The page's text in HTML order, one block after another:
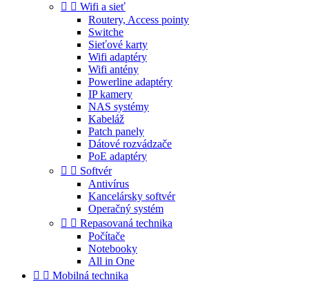
  Wifi a sieť
Routery, Access pointy
Switche
Sieťové karty
Wifi adaptéry
Wifi antény
Powerline adaptéry
IP kamery
NAS systémy
Kabeláž
Patch panely
Dátové rozvádzače
PoE adaptéry
  Softvér
Antivírus
Kancelársky softvér
Operačný systém
  Repasovaná technika
Počítače
Notebooky
All in One
  Mobilná technika